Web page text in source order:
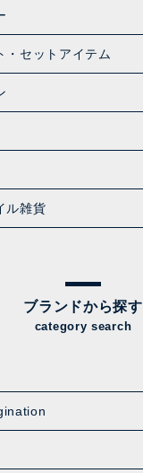
・セットアイテム
ル雑貨
ブランドから探す
category search